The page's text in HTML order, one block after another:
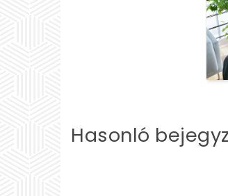
Hasonló